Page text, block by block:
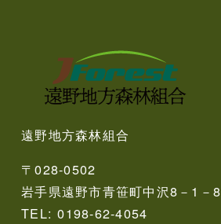
遠野地方森林組合
〒028-0502
岩手県遠野市青笹町中沢8－1－8
TEL: 0198-62-4054